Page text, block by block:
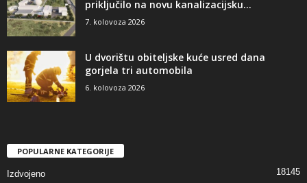
priključilo na novu kanalizacijsku...
7. kolovoza 2026
U dvorištu obiteljske kuće usred dana
gorjela tri automobila
6. kolovoza 2026
POPULARNE KATEGORIJE
Izdvojeno 18145